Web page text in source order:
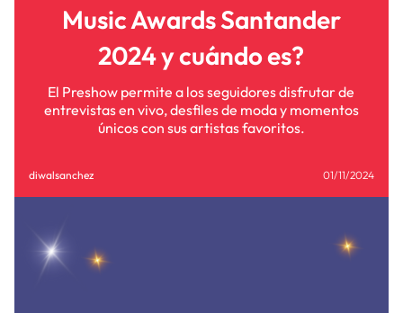
Music Awards Santander
2024 y cuándo es?
El Preshow permite a los seguidores disfrutar de
entrevistas en vivo, desfiles de moda y momentos
únicos con sus artistas favoritos.
diwalsanchez 01/11/2024